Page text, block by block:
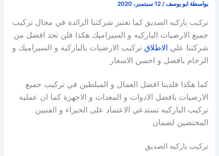
بواسطة ابو يوسف/12 سبتمبر، 2020
تركيب باركيه الصديق كماتعتبر شركتنا الرائدة في مجال تركيب
جميع الارضيات الباركيه و السيراميك هكذا فلن تجد افضل من
شركتنا علي الاطلاق تركيب الارضيات بالباركيه و السيراميك و
الرخام بافضل و احسن الاسعار
كما هكذا فلدينا افضل العمال و المبلطين في تركيب جميع
الارضيات بافضل الادوات و المعدات و الاجهزة كما ان عملية
تركيب الباركيه تستدعي الاعتماد على الخبراء و الفنيين
المختصين لضمان
تركيب باركيه الصديق